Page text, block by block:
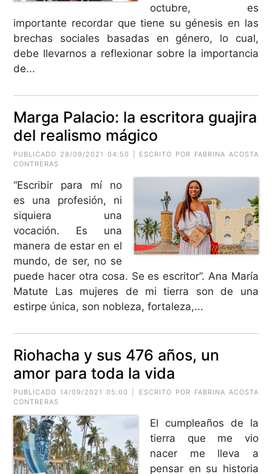
octubre, es
importante recordar que tiene su génesis en las
brechas sociales basadas en género, lo cual,
debe llevarnos a reflexionar sobre la importancia
de...
Marga Palacio: la escritora guajira
del realismo mágico
PUBLICADO 28/09/2021 04:50 | ESCRITO POR FABRINA ACOSTA
CONTRERAS
“Escribir para mí no
es una profesión, ni
siquiera una
vocación. Es una
manera de estar en el
mundo, de ser, no se
puede hacer otra cosa. Se es escritor”. Ana María
Matute Las mujeres de mi tierra son de una
estirpe única, son nobleza, fortaleza,...
Riohacha y sus 476 años, un
amor para toda la vida
PUBLICADO 14/09/2021 05:00 | ESCRITO POR FABRINA ACOSTA
CONTRERAS
El cumpleaños de la
tierra que me vio
nacer me lleva a
pensar en su historia